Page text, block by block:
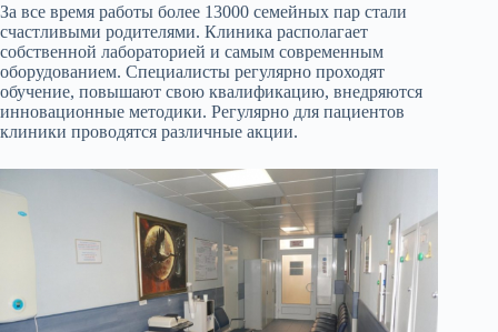
За все время работы более 13000 семейных пар стали
счастливыми родителями. Клиника располагает
собственной лабораторией и самым современным
оборудованием. Специалисты регулярно проходят
обучение, повышают свою квалификацию, внедряются
инновационные методики. Регулярно для пациентов
клиники проводятся различные акции.